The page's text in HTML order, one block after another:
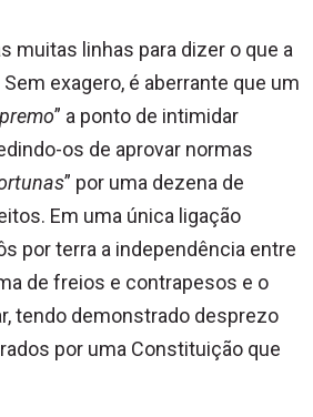
muitas linhas para dizer o que a
exagero, é aberrante que um
” a ponto de intimidar
os de aprovar normas
” por uma dezena de
Em uma única ligação
por terra a independência entre
de freios e contrapesos e o
tendo demonstrado desprezo
por uma Constituição que